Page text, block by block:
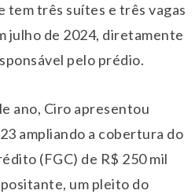
tem três suítes e três vagas
julho de 2024, diretamente
pelo prédio.
ano, Ciro apresentou
ampliando a cobertura do
(FGC) de R$ 250 mil
um pleito do